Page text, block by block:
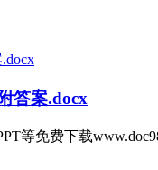
答案.docx
等免费下载